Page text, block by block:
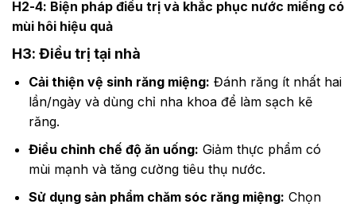
H2-4: Biện pháp điều trị và khắc phục nước miếng có
mùi hôi hiệu quả
H3: Điều trị tại nhà
Cải thiện vệ sinh răng miệng: Đánh răng ít nhất hai
lần/ngày và dùng chỉ nha khoa để làm sạch kẽ
răng.
Điều chỉnh chế độ ăn uống: Giảm thực phẩm có
mùi mạnh và tăng cường tiêu thụ nước.
Sử dụng sản phẩm chăm sóc răng miệng: Chọn